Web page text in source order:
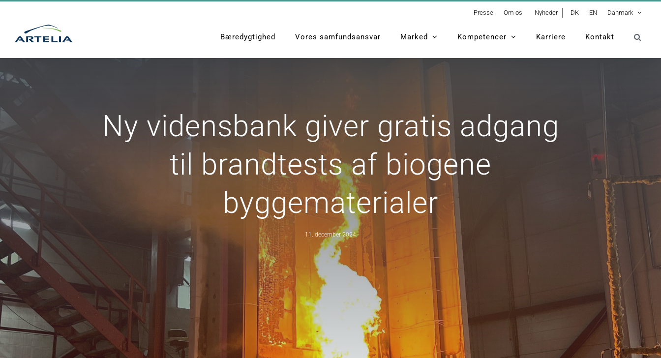
content
Presse Om os Nyheder DK EN Danmark
Bæredygtighed Vores samfundsansvar Marked Kompetencer Karriere Kontakt
Hjem News Ny vidensbank giver gratis adgang til brandtests af biogene byggematerialer
Ny vidensbank giver gratis adgang
til brandtests af biogene
byggematerialer
11. december 2024